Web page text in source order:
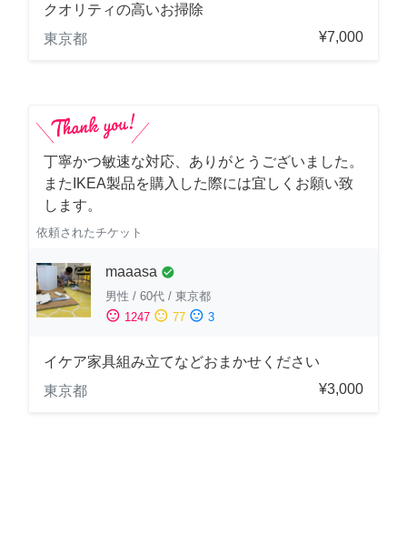
クオリティの高いお掃除
東京都
¥7,000
丁寧かつ敏速な対応、ありがとうございました。
またIKEA製品を購入した際には宜しくお願い致
します。
依頼されたチケット
maaasa check_circle
男性 / 60代 / 東京都
sentiment_satisfied 1247 sentiment_neutral 77 sentiment_dissatisfied 3
イケア家具組み立てなどおまかせください
東京都
¥3,000